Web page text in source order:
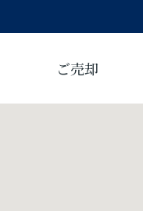
ご売却